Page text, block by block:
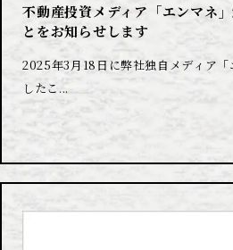
不動産投資メディア「エンマネ
とをお知らせします
2025年3月18日に弊社独自メディア
したこ...